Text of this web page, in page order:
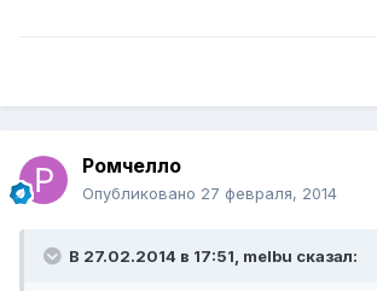
Ромчелло
Опубликовано 27 февраля, 2014
В 27.02.2014 в 17:51, melbu сказал: